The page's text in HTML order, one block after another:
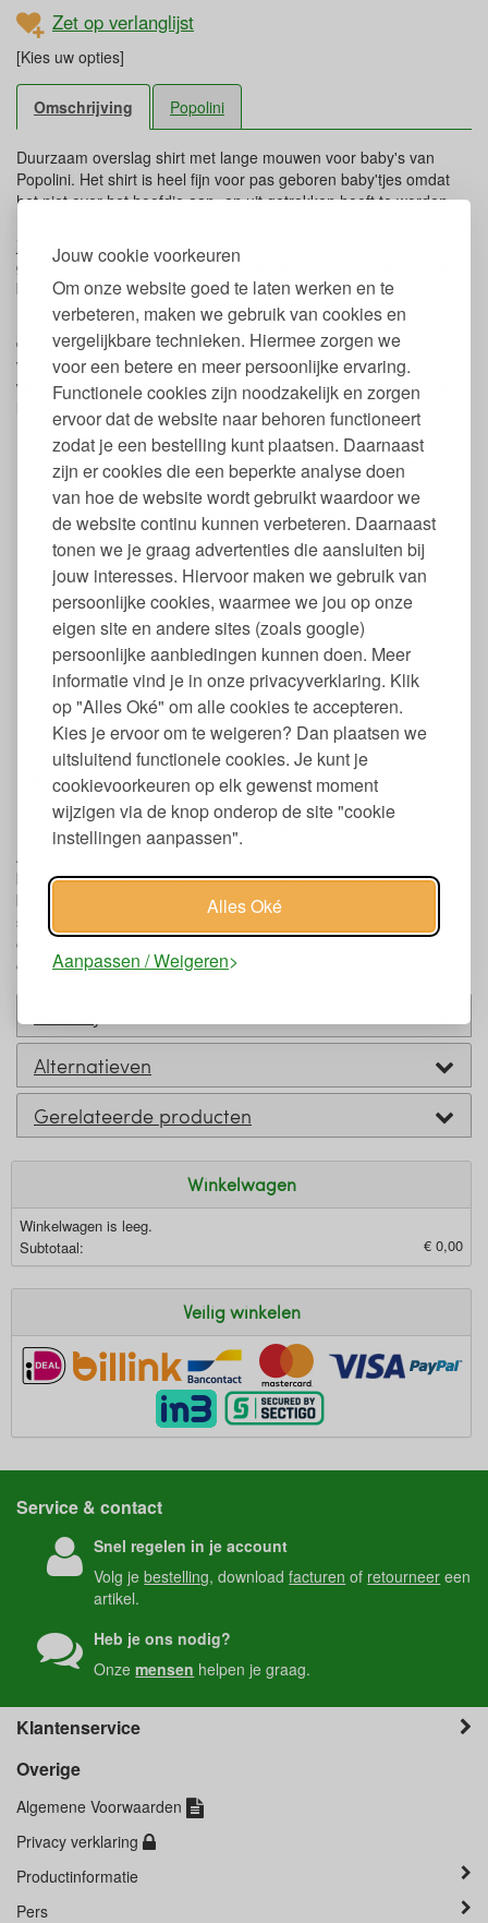
Jouw cookie voorkeuren
Om onze website goed te laten werken en te
verbeteren, maken we gebruik van cookies en
vergelijkbare technieken. Hiermee zorgen we
voor een betere en meer persoonlijke ervaring.
Functionele cookies zijn noodzakelijk en zorgen
ervoor dat de website naar behoren functioneert
zodat je een bestelling kunt plaatsen. Daarnaast
zijn er cookies die een beperkte analyse doen
van hoe de website wordt gebruikt waardoor we
de website continu kunnen verbeteren. Daarnaast
tonen we je graag advertenties die aansluiten bij
jouw interesses. Hiervoor maken we gebruik van
persoonlijke cookies, waarmee we jou op onze
eigen site en andere sites (zoals google)
persoonlijke aanbiedingen kunnen doen. Meer
informatie vind je in onze privacyverklaring. Klik
op "Alles Oké" om alle cookies te accepteren.
Kies je ervoor om te weigeren? Dan plaatsen we
uitsluitend functionele cookies. Je kunt je
cookievoorkeuren op elk gewenst moment
wijzigen via de knop onderop de site "cookie
instellingen aanpassen".
Alles Oké
Aanpassen / Weigeren
Zet op verlanglijst
[Kies uw opties]
Omschrijving Popolini
Duurzaam overslag shirt met lange mouwen voor baby's van
Popolini. Het shirt is heel fijn voor pas geboren baby'tjes omdat
het niet over het hoofdje aan- en uit getrokken hoeft te worden.
jouw kindje aan. Het shirt is gemaakt van natuurlijke GOTS
gecertificeerde materialen zonder schadelijke stoffen wat extra
belangrijk is bij kindjes met een gevoelige huid.
Door de fijne rib structuur blijft het rompertje mooi in vorm na het
dragen en wassen. De wol heeft temperatuur- en
vochtregulerende eigenschappen en voelt daardoor warm in de
winter en koel in de zomer. De zijde zorgt ervoor dat het shirtje
lekker zacht aanvoelt.
Eigenschappen shirt met overslag GOTS
bio wol en zijde korte mouw
70% biologische merinowol en 30% zijde
GOTS gecertificeerd
Overslag sluiting met drukknoopjes voor gemakkelijk aan-
en uittrekken
Lange mouwen
Vocht- en warmte regulerend
Ademend en zacht
Wasbaar op 30 graden, na het wassen voorzichtig in vorm
trekken
Niet in de droger
Verkrijgbaar in 3 maten 50 t/m 80
Keurmerken en labels Popolini
Global Organic Textile Standard (GOTS)
Alle producten van Popolini zijn GOTS gecertificeerd. Het GOTS
keurmerk is wereldwijd het toonaangevende keurmerk voor
biologische textielverwerking. De strenge eisen die GOTS
stelt aan de volledige keten, vanaf het katoenzaadje tot aan het
eindproduct, garandeert de biologische status van het textiel en
een milieuvriendelijke en sociaal verantwoorde productie.
Alternatieven
Gerelateerde producten
Winkelwagen
Winkelwagen is leeg.
Subtotaal:
€ 0,00
Veilig winkelen
Service & contact
Snel regelen in je account
Volg jebestelling, downloadfacturen of retourneer een
artikel.
Heb je ons nodig?
Onzemensen helpen je graag.
Klantenservice
Overige
Algemene Voorwaarden
Privacy verklaring
Productinformatie
Pers